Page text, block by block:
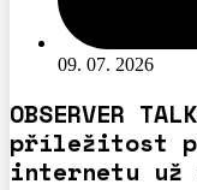
09. 07. 2026
OBSERVER
příležitost
internetu už